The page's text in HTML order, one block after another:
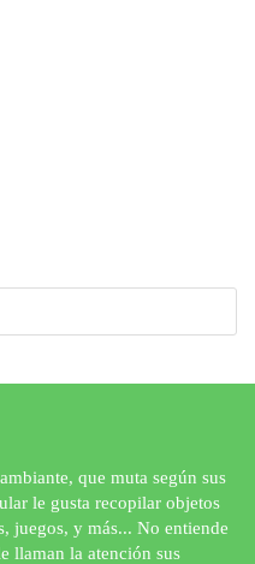
que muta según sus
le gusta recopilar objetos
juegos, y más... No entiende
llaman la atención sus